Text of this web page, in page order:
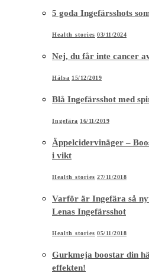
5 goda Ingefärsshots
Health stories 03/11/2024
Nej, du får inte cancer
Hälsa 15/12/2019
Blå Ingefärsshot med
Ingefära 16/11/2019
Äppelcidervinäger –
i vikt
Health stories 27/11/2018
Varför är Ingefära så
Lenas Ingefärsshot
Health stories 05/11/2018
Gurkmeja boostar din
effekten!